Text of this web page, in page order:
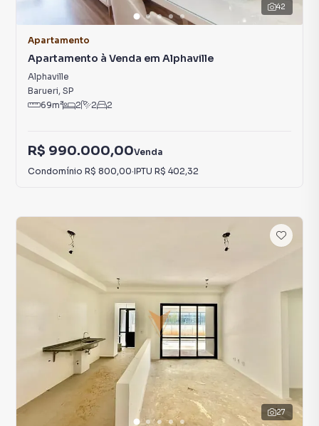
42
Apartamento
Apartamento à Venda em Alphaville
Alphaville
Barueri, SP
69m² 2 2 2
R$ 990.000,00Venda
Condomínio R$ 800,00·IPTU R$ 402,32
27